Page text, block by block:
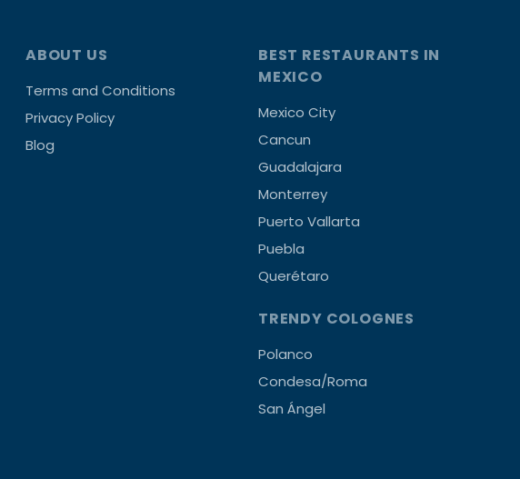
ABOUT US
Terms and Conditions
Privacy Policy
Blog
BEST RESTAURANTS IN
MEXICO
Mexico City
Cancun
Guadalajara
Monterrey
Puerto Vallarta
Puebla
Querétaro
TRENDY COLOGNES
Polanco
Condesa/Roma
San Ángel